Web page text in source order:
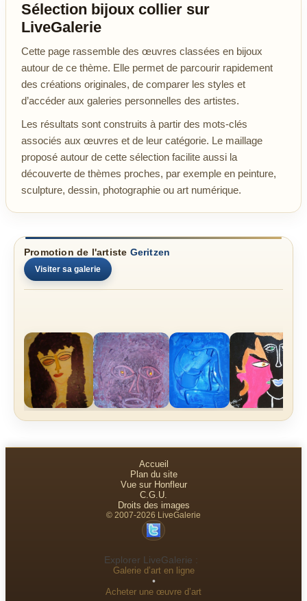
Sélection bijoux collier sur
LiveGalerie
Cette page rassemble des œuvres classées en bijoux
autour de ce thème. Elle permet de parcourir rapidement
des créations originales, de comparer les styles et
d’accéder aux galeries personnelles des artistes.
Les résultats sont construits à partir des mots-clés
associés aux œuvres et de leur catégorie. Le maillage
proposé autour de cette sélection facilite aussi la
découverte de thèmes proches, par exemple en peinture,
sculpture, dessin, photographie ou art numérique.
Promotion de l'artiste Geritzen
Visiter sa galerie
Accueil
Plan du site
Vue sur Honfleur
C.G.U.
Droits des images
© 2007-2026 LiveGalerie
Explorer LiveGalerie :
Galerie d’art en ligne
•
Acheter une œuvre d’art